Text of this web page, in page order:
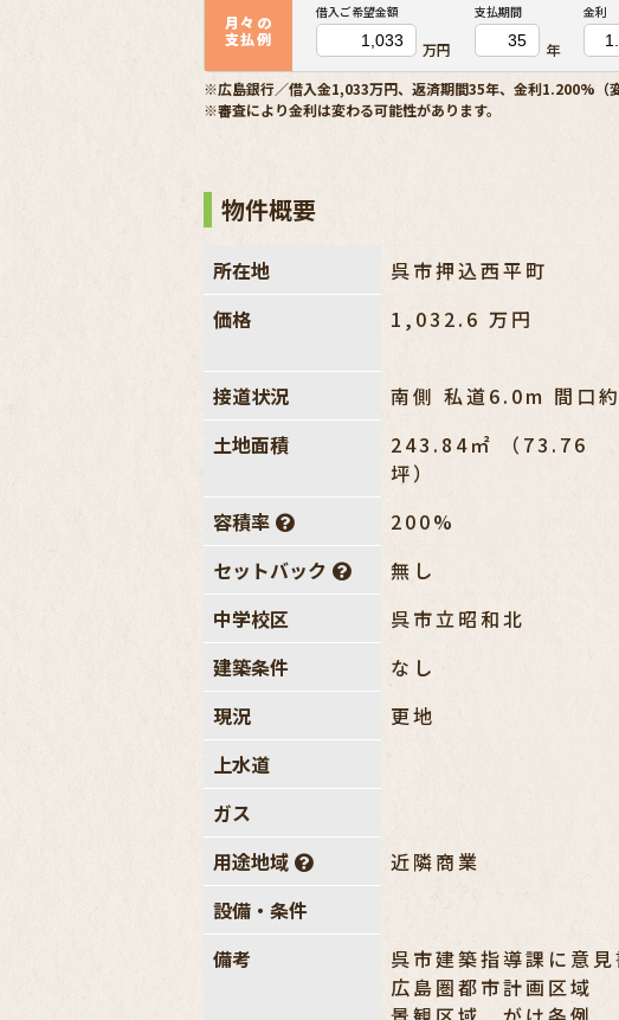
月々の
支払例
借入ご希望金額
万円
支払期間
年
金利
※広島銀行／借入金1,033万円、返済期間35年、金利1.200%（
※審査により金利は変わる可能性があります。
物件概要
所在地
呉市押込西平町
価格
1,032.6 万円
接道状況
南側 私道6.0m 間口
土地面積
243.84㎡ （73.76
坪）
容積率 200%
セットバック
無し
中学校区
呉市立昭和北
建築条件
なし
現況
更地
上水道
ガス
用途地域
近隣商業
設備・条件
備考
呉市建築指導課に意
広島圏都市計画区域